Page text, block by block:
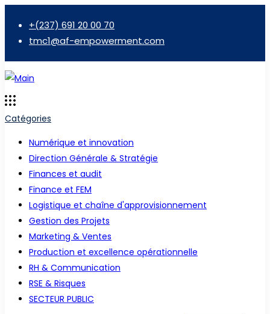
+(237) 691 20 00 70
tmc1@af-empowerment.com
Catégories
Numérique et innovation
Direction Générale & Stratégie
Finances et audit
Finance et FEM
Logistique et chaîne d'approvisionnement
Gestion des Projets
Marketing & Ventes
Production et excellence opérationnelle
RH & Communication
RSE & Risques
SECTEUR PUBLIC